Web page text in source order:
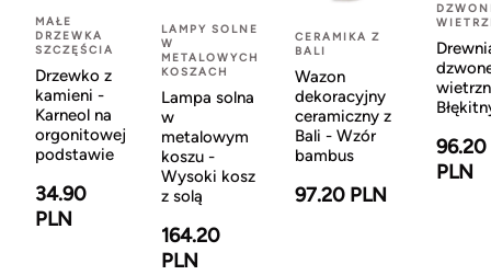
MAŁE
DRZEWKA
SZCZĘŚCIA
Drzewko z
kamieni -
Karneol na
orgonitowej
podstawie
34.90
PLN
LAMPY SOLNE
W
METALOWYCH
KOSZACH
Lampa solna
w
metalowym
koszu -
Wysoki kosz
z solą
164.20
PLN
CERAMIKA Z
BALI
Wazon
dekoracyjny
ceramiczny z
Bali - Wzór
bambus
97.20 PLN
96.20
PLN